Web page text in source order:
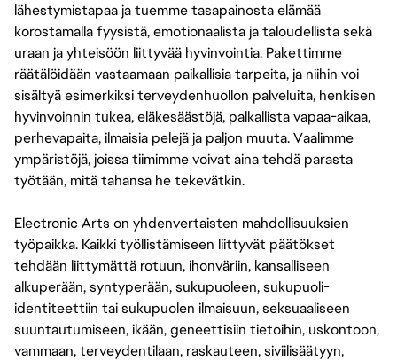
lähestymistapaa ja tuemme tasapainosta elämää
korostamalla fyysistä, emotionaalista ja taloudellista sekä
uraan ja yhteisöön liittyvää hyvinvointia. Pakettimme
räätälöidään vastaamaan paikallisia tarpeita, ja niihin voi
sisältyä esimerkiksi terveydenhuollon palveluita, henkisen
hyvinvoinnin tukea, eläkesäästöjä, palkallista vapaa-aikaa,
perhevapaita, ilmaisia pelejä ja paljon muuta. Vaalimme
ympäristöjä, joissa tiimimme voivat aina tehdä parasta
työtään, mitä tahansa he tekevätkin.
Electronic Arts on yhdenvertaisten mahdollisuuksien
työpaikka. Kaikki työllistämiseen liittyvät päätökset
tehdään liittymättä rotuun, ihonväriin, kansalliseen
alkuperään, syntyperään, sukupuoleen, sukupuoli-
identiteettiin tai sukupuolen ilmaisuun, seksuaaliseen
suuntautumiseen, ikään, geneettisiin tietoihin, uskontoon,
vammaan, terveydentilaan, raskauteen, siviilisäätyyn,